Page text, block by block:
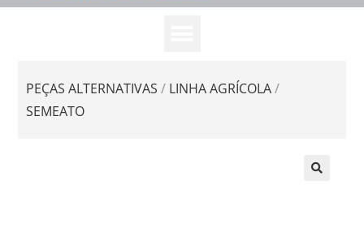
PEÇAS ALTERNATIVAS / LINHA AGRÍCOLA/
SEMEATO